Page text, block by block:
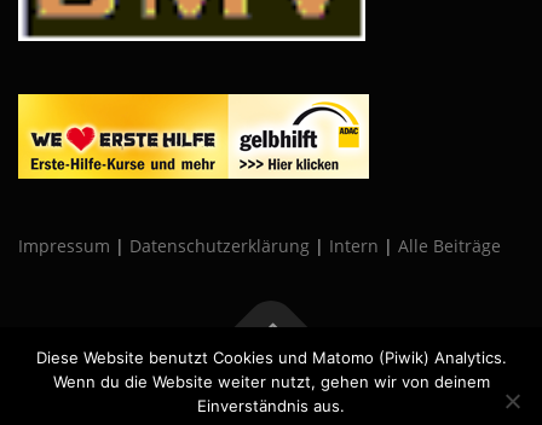
Impressum | Datenschutzerklärung | Intern | Alle Beiträge
Copyright © 2026 Neumarkter-AC –OnePressTheme von
FameThemes
Diese Website benutzt Cookies und Matomo (Piwik) Analytics.
Wenn du die Website weiter nutzt, gehen wir von deinem
Einverständnis aus.